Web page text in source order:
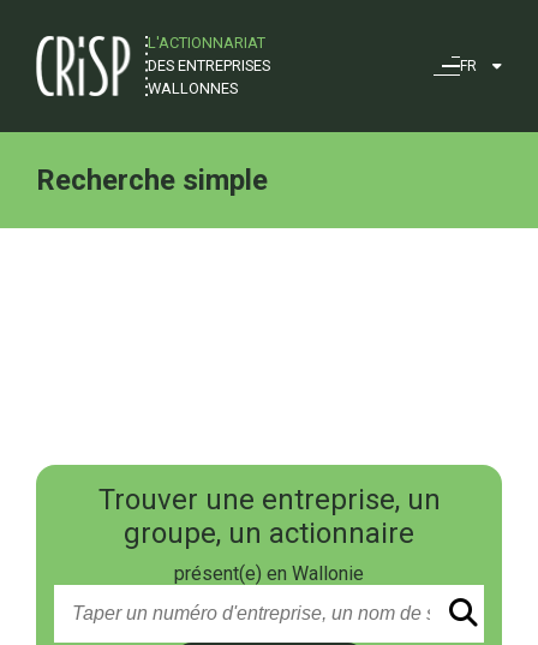
L'ACTIONNARIAT
DES ENTREPRISES
WALLONNES
FR
Recherche simple
Trouver une entreprise, un
groupe, un actionnaire
présent(e) en Wallonie